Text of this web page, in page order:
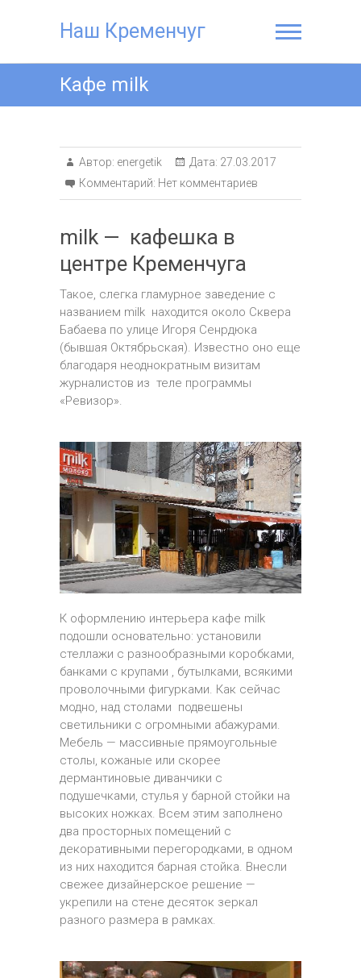
Наш Кременчуг
Кафе milk
Автор: energetik Дата: 27.03.2017
Комментарий: Нет комментариев
milk — кафешка в
центре Кременчуга
Такое, слегка гламурное заведение с
названием milk находится около Сквера
Бабаева по улице Игоря Сенрдюка
(бывшая Октябрьская). Известно оно еще
благодаря неоднократным визитам
журналистов из теле программы
«Ревизор».
К оформлению интерьера кафе milk
подошли основательно: установили
стеллажи с разнообразными коробками,
банками с крупами , бутылками, всякими
проволочными фигурками. Как сейчас
модно, над столами подвешены
светильники с огромными абажурами.
Мебель — массивные прямоугольные
столы, кожаные или скорее
дермантиновые диванчики с
подушечками, стулья у барной стойки на
высоких ножках. Всем этим заполнено
два просторных помещений с
декоративными перегородками, в одном
из них находится барная стойка. Внесли
свежее дизайнерское решение —
укрепили на стене десяток зеркал
разного размера в рамках.